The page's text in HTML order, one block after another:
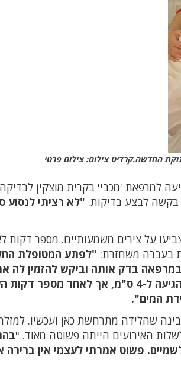
החדשה.קרדיט צילום: צילום פרטי
מגיעה למרפאת 'מכבי' בקרית מוצקין
"לא רציתי לנסוע
על צירים משמעותיים. מספר דקות
בעברה משחזרת: "לפתע המטופלת
בדק אותה וביקש להזמין לה
בבדיקה הראשונה שביצעתי עלה כי הפתח הגיעה ל-4 ס"מ, אך
שהלידה מתרחשת כאן ועכשיו.
האירועים הייתה פשוטה מאוד. "
פשוט אמרתי לעצמי אין ברירה